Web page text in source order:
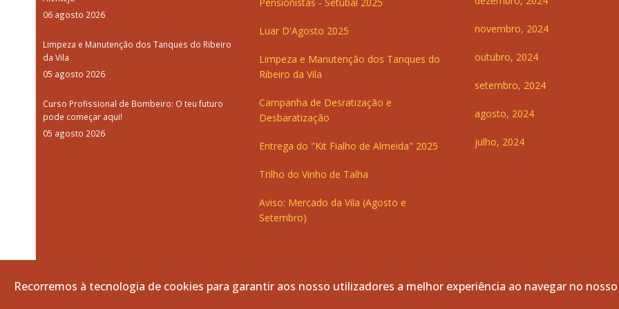
06 agosto 2026
Limpeza e Manutenção dos Tanques do Ribeiro
da Vila
05 agosto 2026
Curso Profissional de Bombeiro: O teu futuro
pode começar aqui!
05 agosto 2026
Pensionistas - Setúbal 2025
Luar D'Agosto 2025
Limpeza e Manutenção dos Tanques do
Ribeiro da Vila
Campanha de Desratização e
Desbaratização
Entrega do "Kit Fialho de Almeida" 2025
Trilho do Vinho de Talha
Aviso: Mercado da Vila (Agosto e
Setembro)
novembro, 2024
outubro, 2024
setembro, 2024
agosto, 2024
julho, 2024
© 2026 Freguesia de Vila de Frades. Todos os direitos reservados.
Recorremos à tecnologia de cookies para garantir aos nosso utilizadores a melhor experiência ao navegar no